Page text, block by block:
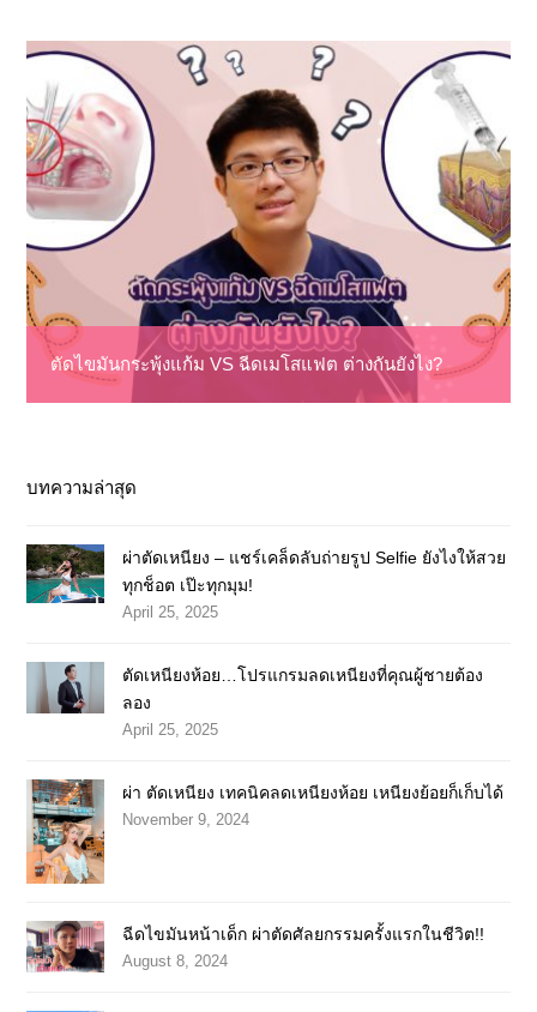
ตัดไขมันกระพุ้งแก้ม VS ฉีดเมโสแฟต ต่างกันยังไง?
บทความล่าสุด
ผ่าตัดเหนียง – แชร์เคล็ดลับถ่ายรูป Selfie ยังไงให้สวย
ทุกช็อต เป๊ะทุกมุม!
April 25, 2025
ตัดเหนียงห้อย…โปรแกรมลดเหนียงที่คุณผู้ชายต้อง
ลอง
April 25, 2025
ผ่า ตัดเหนียง เทคนิคลดเหนียงห้อย เหนียงย้อยก็เก็บได้
November 9, 2024
ฉีดไขมันหน้าเด็ก ผ่าตัดศัลยกรรมครั้งแรกในชีวิต!!
August 8, 2024